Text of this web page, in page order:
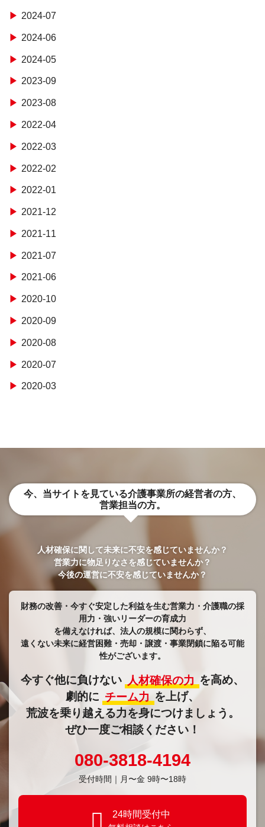
2024-07
2024-06
2024-05
2023-09
2023-08
2022-04
2022-03
2022-02
2022-01
2021-12
2021-11
2021-07
2021-06
2020-10
2020-09
2020-08
2020-07
2020-03
今、当サイトを見ている介護事業所の経営者の方、
営業担当の方。
人材確保に関して未来に不安を感じていませんか？
営業力に物足りなさを感じていませんか？
今後の運営に不安を感じていませんか？
財務の改善・今すぐ安定した利益を生む営業力・介護職の採
用力・強いリーダーの育成力
​​​​​​​を備えなければ、法人の規模に関わらず、
遠くない未来に経営困難・売却・譲渡・事業閉鎖に陥る可能
性がございます。
今すぐ他に負けない 人材確保の力 を高め、
劇的に チーム力 を上げ、
荒波を乗り越える力を身につけましょう。
ぜひ一度ご相談ください！
080-3818-4194
受付時間｜⽉〜金 9時〜18時
24時間受付中